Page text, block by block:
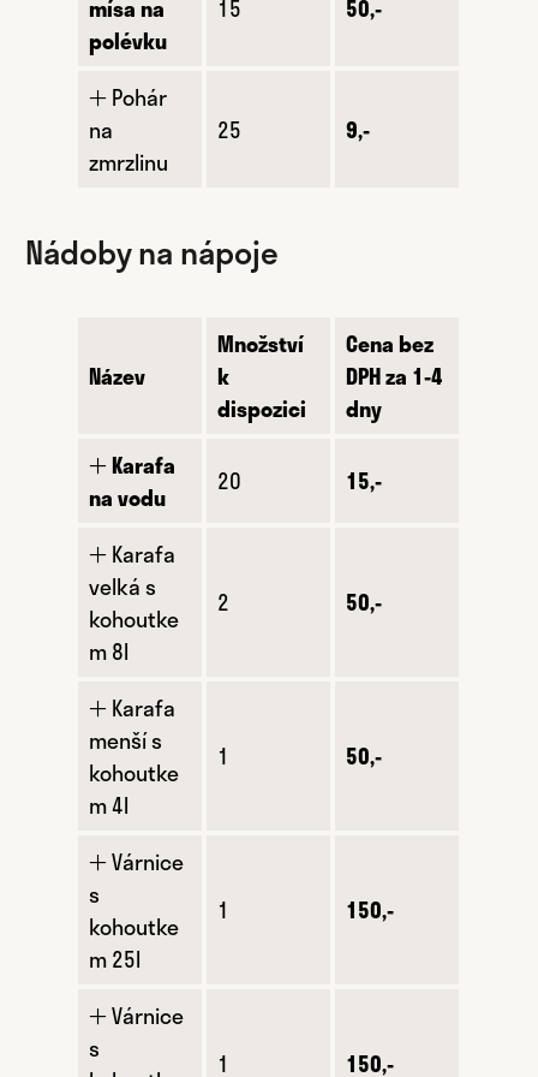
mísa na
polévku
15 50,-
🞢 Pohár
na
zmrzlinu
25 9,-
Nádoby na nápoje
Název
Množství
k
dispozici
Cena bez
DPH za 1-4
dny
🞢Karafa
na vodu
20 15,-
🞢 Karafa
velká s
kohoutke
m 8l
2 50,-
🞢 Karafa
menší s
kohoutke
m 4l
1 50,-
🞢 Várnice
s
kohoutke
m 25l
1 150,-
🞢 Várnice
s
1 150,-